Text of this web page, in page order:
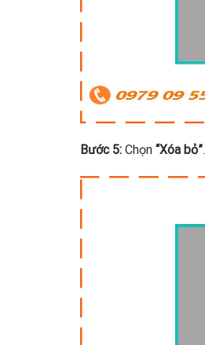
Bước 5: Chọn “Xóa bỏ”.